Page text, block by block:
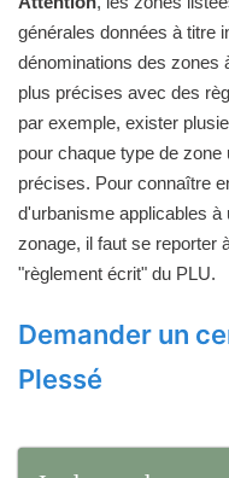
générales données à titre
dénominations des zones
plus précises avec des
par exemple, exister
pour chaque type de
précises. Pour connaître
d'urbanisme applicables à
zonage, il faut se reporter
"règlement écrit" du PLU.
Demander un
Plessé